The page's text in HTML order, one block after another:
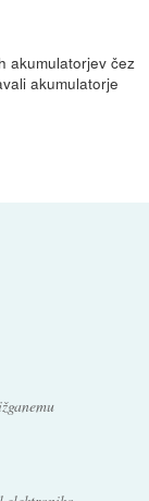
akumulatorjev čez
akumulatorje